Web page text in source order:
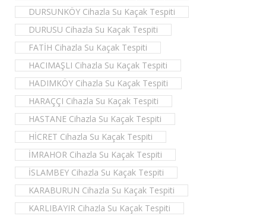
DURSUNKÖY Cihazla Su Kaçak Tespiti
DURUSU Cihazla Su Kaçak Tespiti
FATİH Cihazla Su Kaçak Tespiti
HACIMAŞLI Cihazla Su Kaçak Tespiti
HADIMKÖY Cihazla Su Kaçak Tespiti
HARAÇÇI Cihazla Su Kaçak Tespiti
HASTANE Cihazla Su Kaçak Tespiti
HİCRET Cihazla Su Kaçak Tespiti
İMRAHOR Cihazla Su Kaçak Tespiti
İSLAMBEY Cihazla Su Kaçak Tespiti
KARABURUN Cihazla Su Kaçak Tespiti
KARLIBAYIR Cihazla Su Kaçak Tespiti